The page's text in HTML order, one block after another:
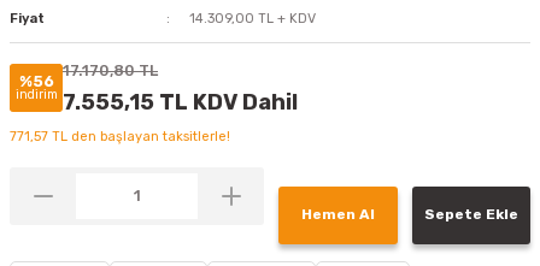
Fiyat
14.309,00 TL + KDV
%56
indirim
17.170,80 TL
7.555,15 TL KDV Dahil
771,57 TL den başlayan taksitlerle!
Hemen Al Sepete Ekle